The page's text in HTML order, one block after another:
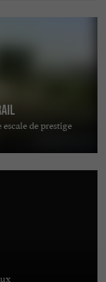
de prestige